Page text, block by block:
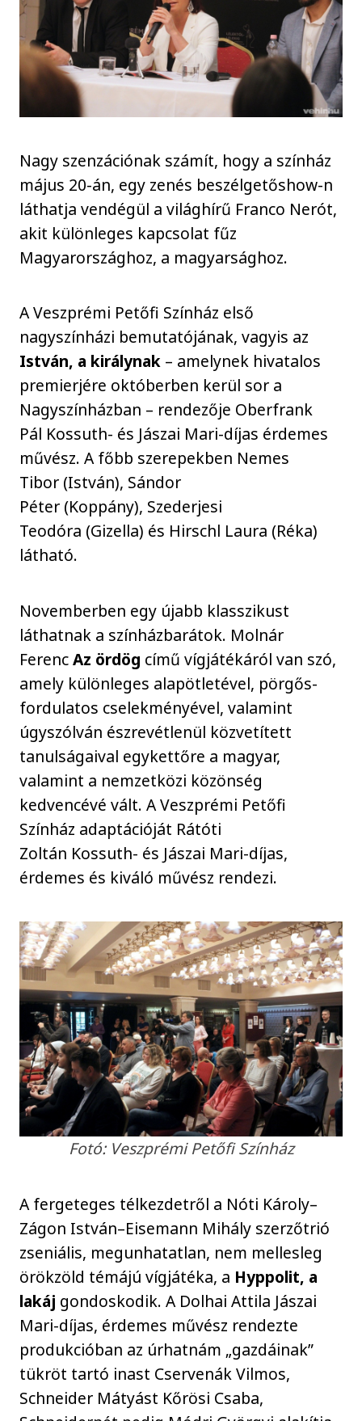
Nagy szenzációnak számít, hogy a színház
május 20-án, egy zenés beszélgetőshow-n
láthatja vendégül a világhírű Franco Nerót,
akit különleges kapcsolat fűz
Magyarországhoz, a magyarsághoz.
A Veszprémi Petőfi Színház első
nagyszínházi bemutatójának, vagyis az
István, a királynak – amelynek hivatalos
premierjére októberben kerül sor a
Nagyszínházban – rendezője Oberfrank
Pál Kossuth- és Jászai Mari-díjas érdemes
művész. A főbb szerepekben Nemes
Tibor (István), Sándor
Péter (Koppány), Szederjesi
Teodóra (Gizella) és Hirschl Laura (Réka)
látható.
Novemberben egy újabb klasszikust
láthatnak a színházbarátok. Molnár
FerencAz ördög című vígjátékáról van szó,
amely különleges alapötletével, pörgős-
fordulatos cselekményével, valamint
úgyszólván észrevétlenül közvetített
tanulságaival egykettőre a magyar,
valamint a nemzetközi közönség
kedvencévé vált. A Veszprémi Petőfi
Színház adaptációját Rátóti
Zoltán Kossuth- és Jászai Mari-díjas,
érdemes és kiváló művész rendezi.
Fotó: Veszprémi Petőfi Színház
A fergeteges télkezdetről a Nóti Károly–
Zágon István–Eisemann Mihály szerzőtrió
zseniális, megunhatatlan, nem mellesleg
örökzöld témájú vígjátéka, a Hyppolit, a
lakáj gondoskodik. A Dolhai Attila Jászai
Mari-díjas, érdemes művész rendezte
produkcióban az úrhatnám „gazdáinak”
tükröt tartó inast Cservenák Vilmos,
Schneider Mátyást Kőrösi Csaba,